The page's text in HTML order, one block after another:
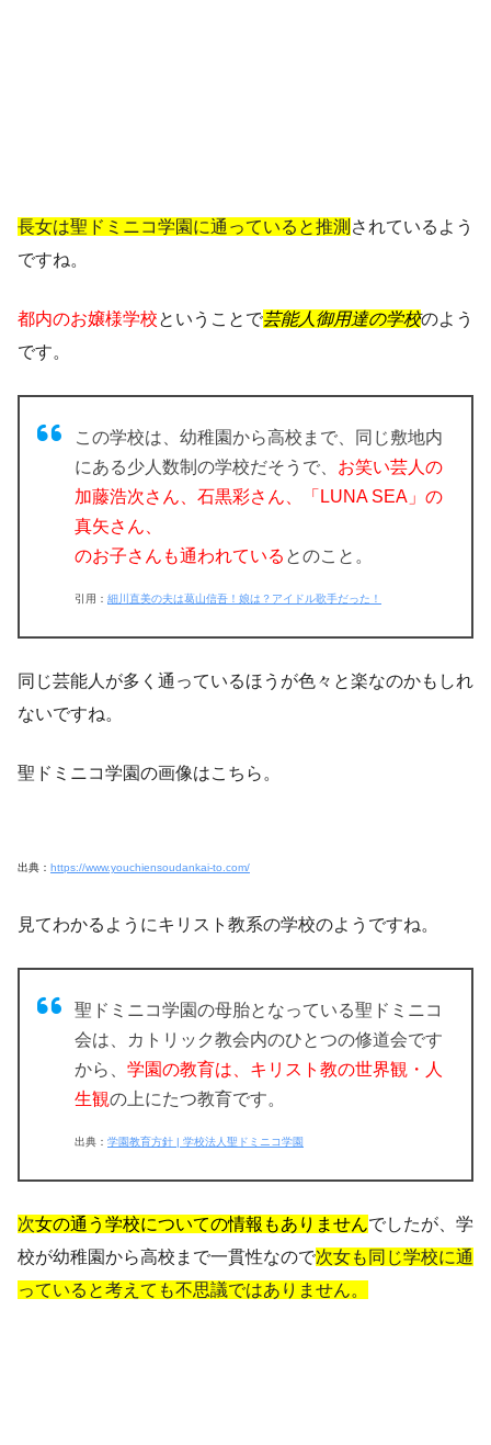
長女は聖ドミニコ学園に通っていると推測 されているよう
ですね。
都内のお嬢様学校ということで芸能人御用達の学校のよう
です。
この学校は、幼稚園から高校まで、同じ敷地内
にある少人数制の学校だそうで、 お笑い芸人の
加藤浩次さん、石黒彩さん、「LUNA SEA」の
真矢さん、
のお子さんも通われている とのこと。
引用： 細川直美の夫は葛山信吾！娘は？アイドル歌手だった！
同じ芸能人が多く通っているほうが色々と楽なのかもしれ
ないですね。
聖ドミニコ学園の画像はこちら。
出典： https://www.youchiensoudankai-to.com/
見てわかるようにキリスト教系の学校のようですね。
聖ドミニコ学園の母胎となっている聖ドミニコ
会は、カトリック教会内のひとつの修道会です
から、 学園の教育は、キリスト教の世界観・人
生観の上にたつ教育です。
出典： 学園教育方針 | 学校法人聖ドミニコ学園
次女の通う学校についての情報もありませんでしたが、学
校が幼稚園から高校まで一貫性なので次女も同じ学校に通
っていると考えても不思議ではありません。